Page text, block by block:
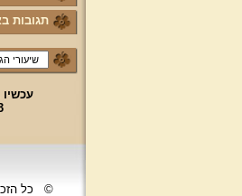
תגובות
©
כל